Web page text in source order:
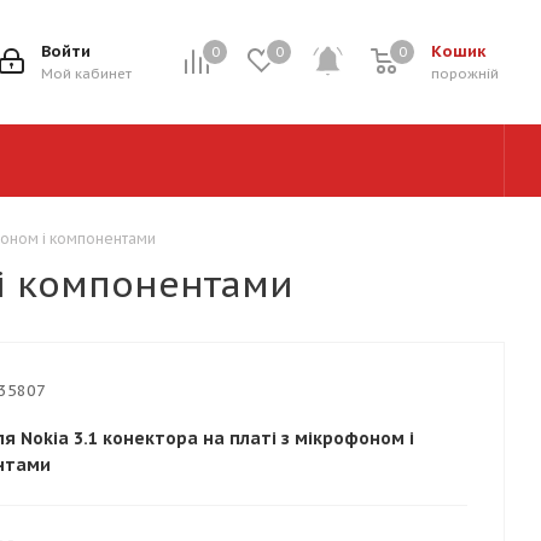
0 0 Кошик
0
порожній
0
Войти
Мой кабинет
і компонентами
компонентами
Nokia 3.1 конектора на платі з мікрофоном і